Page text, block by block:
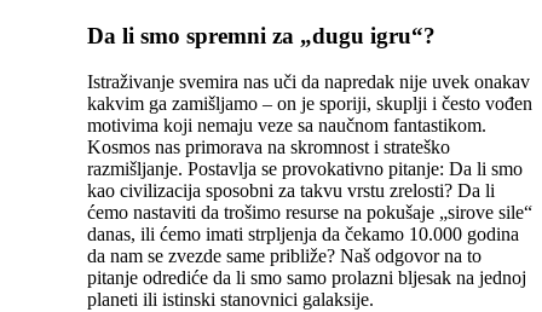
Da li smo spremni za „dugu igru“?
Istraživanje svemira nas uči da napredak nije uvek onakav
kakvim ga zamišljamo – on je sporiji, skuplji i često vođen
motivima koji nemaju veze sa naučnom fantastikom.
Kosmos nas primorava na skromnost i strateško
razmišljanje. Postavlja se provokativno pitanje: Da li smo
kao civilizacija sposobni za takvu vrstu zrelosti? Da li
ćemo nastaviti da trošimo resurse na pokušaje „sirove sile“
danas, ili ćemo imati strpljenja da čekamo 10.000 godina
da nam se zvezde same približe? Naš odgovor na to
pitanje odrediće da li smo samo prolazni bljesak na jednoj
planeti ili istinski stanovnici galaksije.